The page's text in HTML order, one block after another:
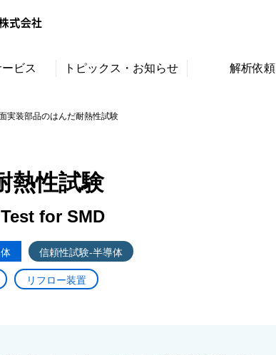
ビス トピックス・お知らせ 解析依頼
実装部品のはんだ耐熱性試験
熱性試験
for SMD
信頼性試験-半導体
リフロー装置